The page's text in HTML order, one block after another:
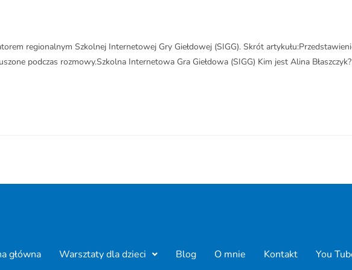
regionalnym Szkolnej Internetowej Gry Giełdowej (SIGG). Skrót
podczas rozmowy.Szkolna Internetowa Gra Giełdowa (SIGG) Kim jest Alina Błaszczyk?
główna Warsztaty dla dzieci Blog O mnie Kontakt You